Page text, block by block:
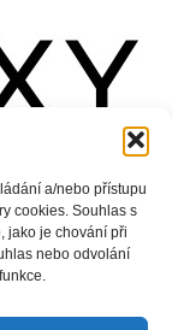
a/nebo přístupu
cookies. Souhlas s
jako je chování při
nebo odvolání